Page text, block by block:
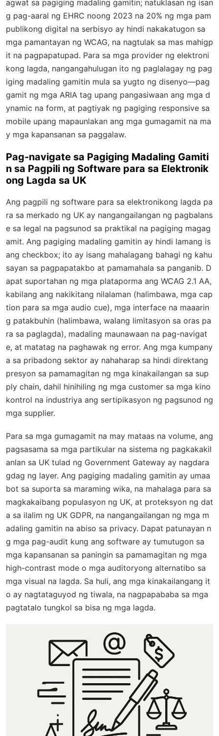
agwat sa pagiging madaling gamitin; natuklasan ng isan
g pag-aaral ng EHRC noong 2023 na 20% ng mga pam
publikong digital na serbisyo ay hindi nakakatugon sa
mga pamantayan ng WCAG, na nagtulak sa mas mahigp
it na pagpapatupad. Para sa mga provider ng elektroni
kong lagda, nangangahulugan ito ng paglalagay ng pag
iging madaling gamitin mula sa yugto ng disenyo—pag
gamit ng mga ARIA tag upang pangasiwaan ang mga d
ynamic na form, at pagtiyak ng pagiging responsive sa
mobile upang mapaunlakan ang mga gumagamit na ma
y mga kapansanan sa paggalaw.
Pag-navigate sa Pagiging Madaling Gamiti
n sa Pagpili ng Software para sa Elektronik
ong Lagda sa UK
Ang pagpili ng software para sa elektronikong lagda pa
ra sa merkado ng UK ay nangangailangan ng pagbalans
e sa legal na pagsunod sa praktikal na pagiging magag
amit. Ang pagiging madaling gamitin ay hindi lamang is
ang checkbox; ito ay isang mahalagang bahagi ng kahu
sayan sa pagpapatakbo at pamamahala sa panganib. D
apat suportahan ng mga plataporma ang WCAG 2.1 AA,
kabilang ang nakikitang nilalaman (halimbawa, mga cap
tion para sa mga audio cue), mga interface na maaarin
g patakbuhin (halimbawa, walang limitasyon sa oras pa
ra sa paglagda), madaling maunawaan na pag-navigat
e, at matatag na paghawak ng error. Ang mga kumpany
a sa pribadong sektor ay nahaharap sa hindi direktang
presyon sa pamamagitan ng mga kinakailangan sa sup
ply chain, dahil hinihiling ng mga customer sa mga kino
kontrol na industriya ang sertipikasyon ng pagsunod ng
mga supplier.
Para sa mga gumagamit na may mataas na volume, ang
pagsasama sa mga partikular na sistema ng pagkakakil
anlan sa UK tulad ng Government Gateway ay nagdara
gdag ng layer. Ang pagiging madaling gamitin ay umaa
bot sa suporta sa maraming wika, na mahalaga para sa
magkakaibang populasyon ng UK, at proteksyon ng dat
a sa ilalim ng UK GDPR, na nangangailangan ng mga m
adaling gamitin na abiso sa privacy. Dapat patunayan n
g mga pag-audit kung ang software ay tumutugon sa
mga kapansanan sa paningin sa pamamagitan ng mga
high-contrast mode o mga auditoryong alternatibo sa
mga visual na lagda. Sa huli, ang mga kinakailangang it
o ay nagtataguyod ng tiwala, na nagpapababa sa mga
pagtatalo tungkol sa bisa ng mga lagda.